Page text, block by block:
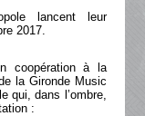
lancent leur
2017.
coopération à la
la Gironde Music
qui, dans l’ombre,
: